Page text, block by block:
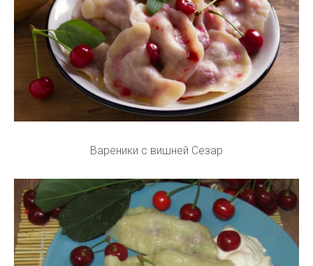
Вареники с вишней Сезар